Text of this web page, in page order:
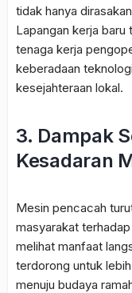
tidak hanya
Lapangan kerja baru
tenaga kerja
keberadaan
kesejahteraan lokal.
3. Dampak
Kesadaran
Mesin pencacah
masyarakat
melihat manfaat
terdorong untuk
menuju budaya